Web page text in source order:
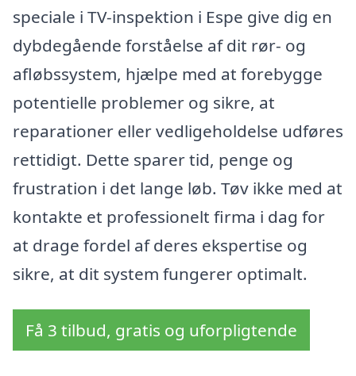
speciale i TV-inspektion i Espe give dig en
dybdegående forståelse af dit rør- og
afløbssystem, hjælpe med at forebygge
potentielle problemer og sikre, at
reparationer eller vedligeholdelse udføres
rettidigt. Dette sparer tid, penge og
frustration i det lange løb. Tøv ikke med at
kontakte et professionelt firma i dag for
at drage fordel af deres ekspertise og
sikre, at dit system fungerer optimalt.
Få 3 tilbud, gratis og uforpligtende